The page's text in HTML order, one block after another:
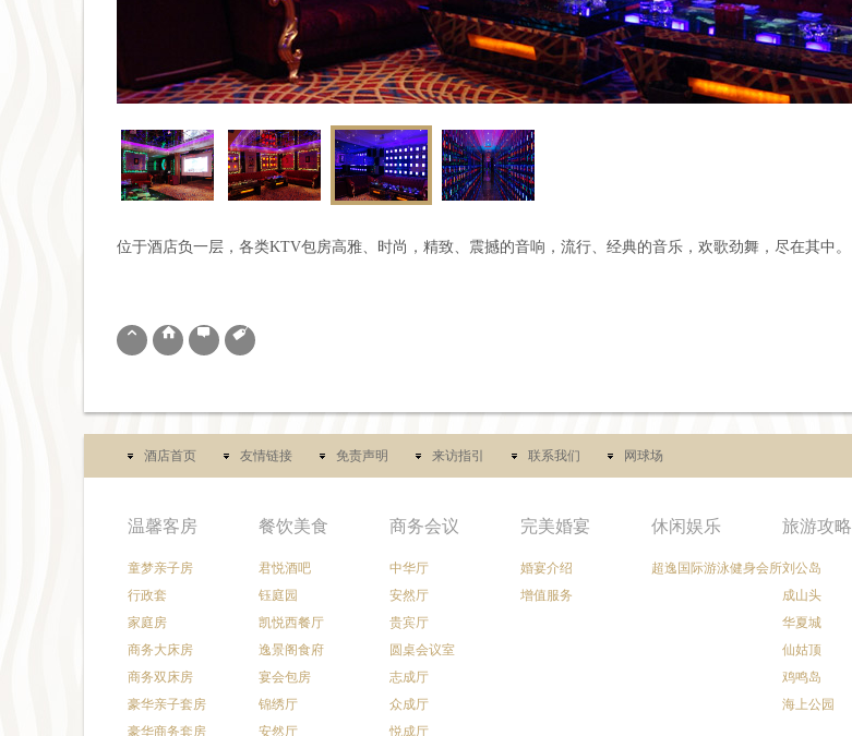
位于酒店负一层，各类KTV包房高雅、时尚，精致、震撼的音响，流行、经典的音乐，欢歌劲舞，尽在其中。
 ⌂  
酒店首页 友情链接 免责声明 来访指引 联系我们 网球场
温馨客房 餐饮美食 商务会议 完美婚宴 休闲娱乐 旅游攻略
童梦亲子房
行政套
家庭房
商务大床房
商务双床房
豪华亲子套房
豪华商务套房
君悦酒吧
钰庭园
凯悦西餐厅
逸景阁食府
宴会包房
锦绣厅
安然厅
中华厅
安然厅
贵宾厅
圆桌会议室
志成厅
众成厅
悦成厅
婚宴介绍
增值服务
超逸国际游泳健身会所刘公岛
成山头
华夏城
仙姑顶
鸡鸣岛
海上公园